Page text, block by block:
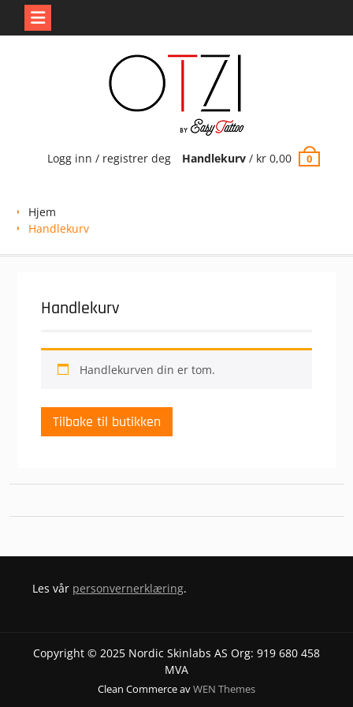
Logg inn / registrer deg Handlekurv / kr 0,00 0
Hjem
Handlekurv
Handlekurv
Handlekurven din er tom.
Tilbake til butikken
Les vår personvernerklæring.
Copyright © 2025 Nordic Skinlabs AS Org: 919 680 458
MVA
Clean Commerce avWEN Themes